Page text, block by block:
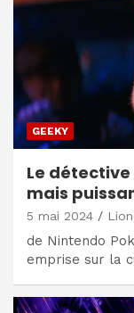
GEEKY
Le
mais
5 mai 2024
de Nintendo
emprise sur la